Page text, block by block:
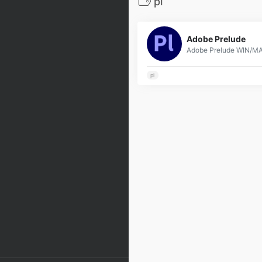
Adobe Prelude
pl